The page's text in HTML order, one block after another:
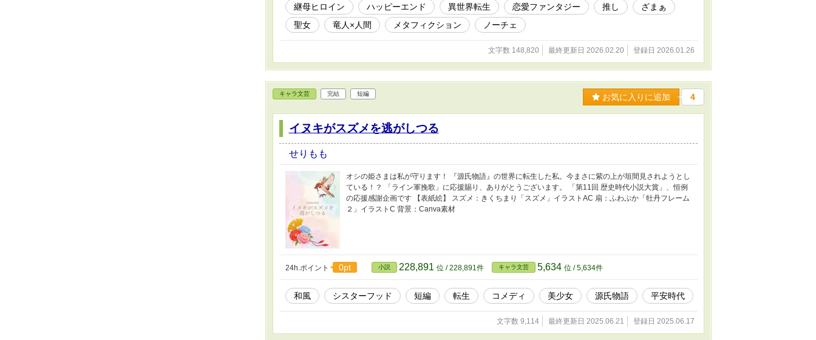
継母ヒロイン ハッピーエンド 異世界転生 恋愛ファンタジー 推し
ざまぁ
聖女
竜人×人間 メタフィクション ノーチェ
文字数 148,820 最終更新日 2026.02.20 登録日 2026.01.26
キャラ文芸 完結 短編 お気に入りに追加 4
イヌキがスズメを逃がしつる
せりもも
オシの姫さまは私が守ります！ 『源氏物語』の世界に転生した私。今まさに紫の上が垣間見されようとし
ている！？ 「ライン軍挽歌」に応援賜り、ありがとうございます。 「第11回 歴史時代小説大賞」、恒例
の応援感謝企画です 【表紙絵】 スズメ：きくちまり「スズメ」イラストAC 扇：ふわぷか「牡丹フレーム
２」イラストC 背景：Canva素材
24h.ポイント 0pt 小説 228,891 位 / 228,891件 キャラ文芸 5,634 位 / 5,634件
和風 シスターフッド 短編 転生 コメディ 美少女 源氏物語 平安時代
文字数 9,114 最終更新日 2025.06.21 登録日 2025.06.17